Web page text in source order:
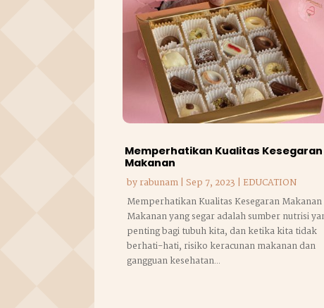
Memperhatikan Kualitas Kesegaran
Makanan
byrabunam|Sep 7, 2023 | EDUCATION
Memperhatikan Kualitas Kesegaran Makanan
Makanan yang segar adalah sumber nutrisi
penting bagi tubuh kita, dan ketika kita tidak
berhati-hati, risiko keracunan makanan dan
gangguan kesehatan...